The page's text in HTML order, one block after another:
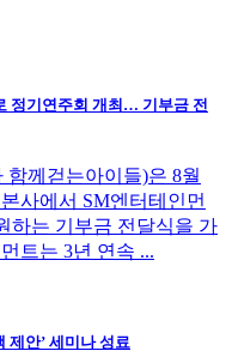
정기연주회 개최… 기부금 전
께걷는아이들)은 8월
사에서 SM엔터테인먼
하는 기부금 전달식을 가
트는 3년 연속 ...
제안’ 세미나 성료